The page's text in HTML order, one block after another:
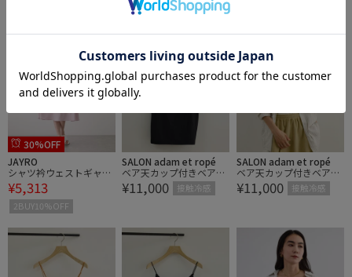
30%OFF
JAYRO
シャツ衿ウェストギャザ
ーワンピース
¥5,313
2BUY10%OFF
SALON adam et ropé
ベア天カップ付きベアト
ップキャミソール / UVケ
ア・接触冷感
¥11,000 接触冷感
SALON adam et ropé
ベア天カップ付きベアト
ップキャミソール / UVケ
ア・接触冷感
¥11,000 接触冷感